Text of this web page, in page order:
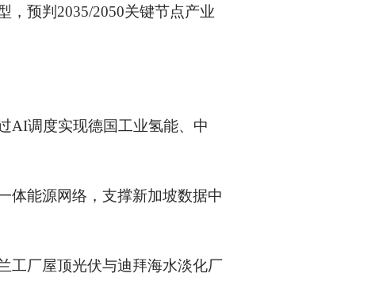
，预判2035/2050关键节点产业
AI调度实现德国工业氢能、中
体能源网络，支撑新加坡数据中
工厂屋顶光伏与迪拜海水淡化厂